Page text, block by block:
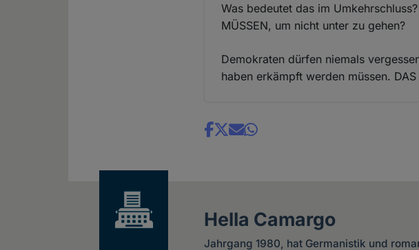
Was bedeutet das im
MÜSSEN, um nicht unter zu gehen?
Demokraten dürfen niemals
haben erkämpft werden müssen.
Share
Hella Camargo
Jahrgang 1980, hat Germanistik und